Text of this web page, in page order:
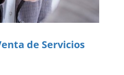
de Servicios